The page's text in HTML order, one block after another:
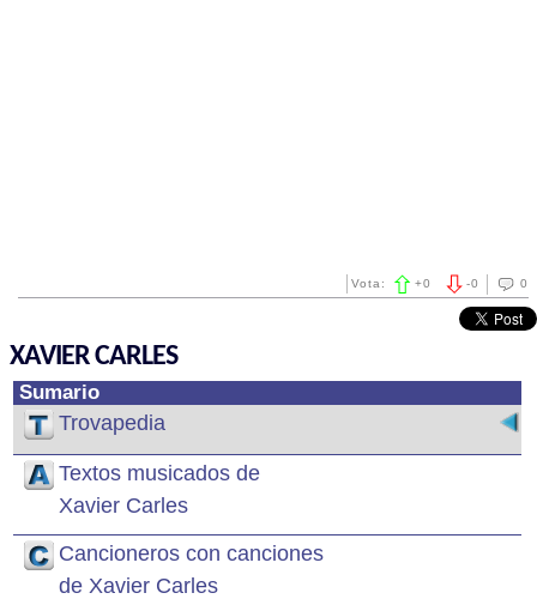
0
-0
Vota: +0
XAVIER CARLES
Sumario
Trovapedia
Textos musicados de
Xavier Carles
Cancioneros con canciones
de Xavier Carles